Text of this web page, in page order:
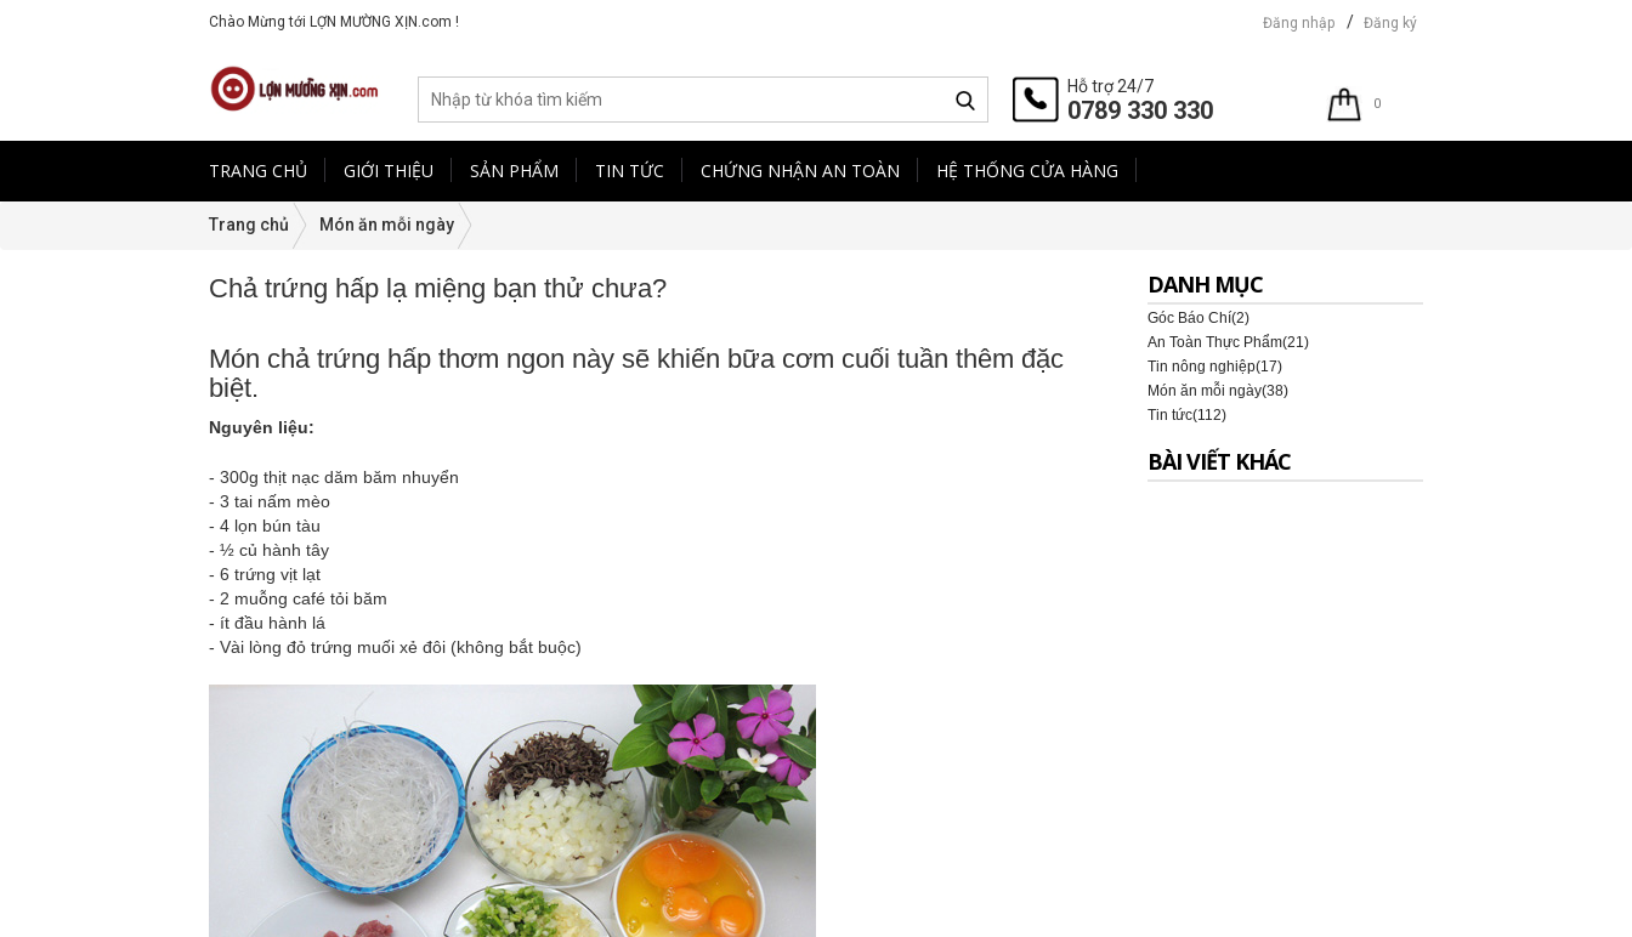
Chào Mừng tới LỢN MƯỜNG XỊN.com ! Đăng nhập / Đăng ký
Hỗ trợ 24/7
0789 330 330 0
TRANG CHỦ GIỚI THIỆU SẢN PHẨM TIN TỨC CHỨNG NHẬN AN TOÀN HỆ THỐNG CỬA HÀNG
Trang chủ Món ăn mỗi ngày
Chả trứng hấp lạ miệng bạn thử chưa?
Món chả trứng hấp thơm ngon này sẽ khiến bữa cơm cuối tuần thêm đặc
biệt.
Nguyên liệu:
- 300g thịt nạc dăm băm nhuyển
- 3 tai nấm mèo
- 4 lọn bún tàu
- ½ củ hành tây
- 6 trứng vịt lạt
- 2 muỗng café tỏi băm
- ít đầu hành lá
- Vài lòng đỏ trứng muối xẻ đôi (không bắt buộc)
13/April/2018
DANH MỤC
Góc Báo Chí(2)
An Toàn Thực Phẩm(21)
Tin nông nghiệp(17)
Món ăn mỗi ngày(38)
Tin tức(112)
BÀI VIẾT KHÁC